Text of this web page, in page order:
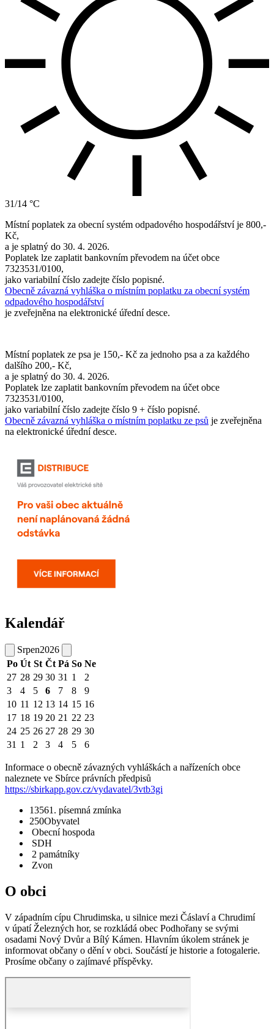
31/14 °C
Místní poplatek za obecní systém odpadového hospodářství je 800,-
Kč,
a je splatný do 30. 4. 2026.
Poplatek lze zaplatit bankovním převodem na účet obce
7323531/0100,
jako variabilní číslo zadejte číslo popisné.
Obecně závazná vyhláška o místním poplatku za obecní systém
odpadového hospodářství
je zveřejněna na elektronické úřední desce.
Místní poplatek ze psa je 150,- Kč za jednoho psa a za každého
dalšího 200,- Kč,
a je splatný do 30. 4. 2026.
Poplatek lze zaplatit bankovním převodem na účet obce
7323531/0100,
jako variabilní číslo zadejte číslo 9 + číslo popisné.
Obecně závazná vyhláška o místním poplatku ze psů je zveřejněna
na elektronické úřední desce.
Kalendář
Srpen2026
Po Út St Čt Pá So Ne
27 28 29 30 31 1
2
3
4 5 6 7 8
9
10 11 12 13 14 15 16
17 18 19 20 21 22 23
24 25 26 27 28 29 30
31 1 2 3 4 5 6
Informace o obecně závazných vyhláškách a nařízeních obce
naleznete ve Sbírce právních předpisů
https://sbirkapp.gov.cz/vydavatel/3vtb3gi
13561. písemná zmínka
250Obyvatel
Obecní hospoda
SDH
2 památníky
Zvon
O obci
V západním cípu Chrudimska, u silnice mezi Čáslaví a Chrudimí
v úpatí Železných hor, se rozkládá obec Podhořany se svými
osadami Nový Dvůr a Bílý Kámen. Hlavním úkolem stránek je
informovat občany o dění v obci. Součástí je historie a fotogalerie.
Prosíme občany o zajímavé příspěvky.